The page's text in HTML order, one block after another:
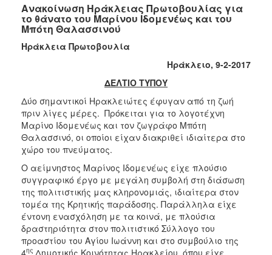
2022
2021
2020
2017
2016
2015
2011
ΔΗΜΟΣ
Ανακοίνωση Ηράκλειας Πρωτοβουλίας για
το θάνατο του Μαρίνου Ιδομενέως και του
Μπότη Θαλασσινού
Ηράκλεια Πρωτοβουλία
Ηράκλειο, 9-2-2017
ΔΕΛΤΙΟ ΤΥΠΟΥ
Δύο σημαντικοί Ηρακλειώτες έφυγαν από τη ζωή
πριν λίγες μέρες. Πρόκειται για το λογοτέχνη
Μαρίνο Ιδομενέως και τον ζωγράφο Μπότη
Θαλασσινό, οι οποίοι είχαν διακριθεί ιδιαίτερα στο
χώρο του πνεύματος.
Ο αείμνηστος Μαρίνος Ιδομενέως είχε πλούσιο
συγγραφικό έργο με μεγάλη συμβολή στη διάσωση
της πολιτιστικής μας κληρονομιάς, ιδιαίτερα στον
τομέα της Κρητικής παράδοσης. Παράλληλα είχε
έντονη ενασχόληση με τα κοινά, με πλούσια
δραστηριότητα στον πολιτιστικό Σύλλογο του
προαστίου του Αγίου Ιωάννη και στο συμβούλιο της
4ης Δημοτικής Κοινότητας Ηρακλείου, όπου είχε